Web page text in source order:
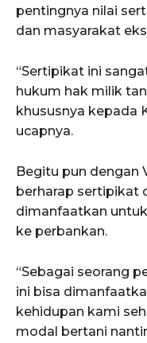
pentingnya nilai
dan masyarakat
“Sertipikat ini
hukum hak milik
khususnya kepada
ucapnya.
Begitu pun dengan
berharap sertipikat
dimanfaatkan
ke perbankan.
“Sebagai seorang
ini bisa
kehidupan kami
modal bertani